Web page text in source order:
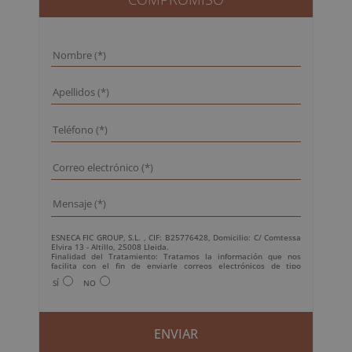
ESNECA FIC GROUP, S.L. , CIF: B25776428, Domicilio: C/ Comtessa
Elvira 13 - Altillo, 25008 Lleida.
Finalidad del Tratamiento: Tratamos la información que nos
facilita con el fin de enviarle correos electrónicos de tipo
comercial relacionado con los productos ofrecidos y otros tipo de
productos que fueran de su interés.
suficientemente, dirigiéndose a la dirección
Para más información consulte nuestra Política de Privacidad.
Desea recibir información comercial (vía telefónica y/o email):
SÍ NO